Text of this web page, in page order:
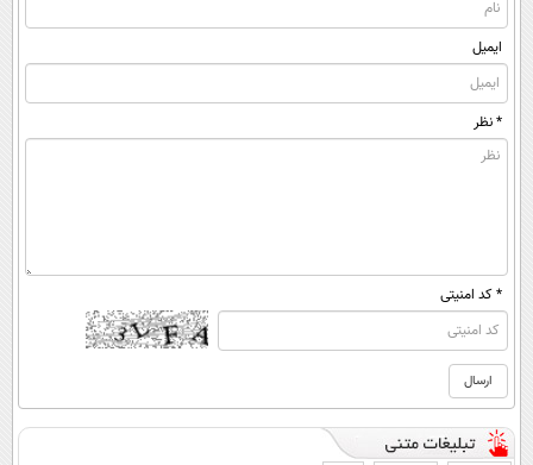
ایمیل
* نظر
* کد امنیتی